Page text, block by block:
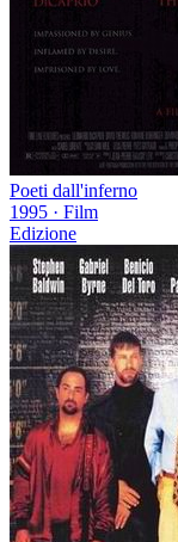
Poeti dall'inferno
1995 · Film
Edizione